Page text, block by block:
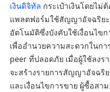
เงินดิจิทัล กระเป๋าเงินโดยไม่
แพลตฟอร์มใช้สัญญาอัจฉริย
อัตโนมัติซึ่งบังคับใช้เงื่อนไข
เพื่ออำนวยความสะดวกในก
peer ที่ปลอดภัย เมื่อผู้ใช้ลงร
จะสร้างรายการสัญญาอัจฉริ
และเงื่อนไขการขาย ผู้ซื้อส